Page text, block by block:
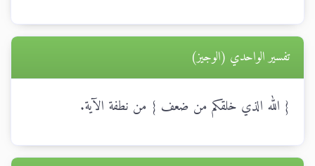
تفسير الواحدي (الوجيز)
{ الله الذي خلقكم من ضعف } من نطفة الآية.